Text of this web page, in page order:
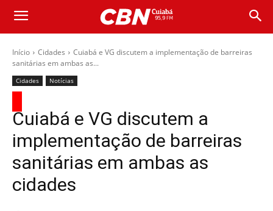
Início Cidades
Cuiabá e VG discutem a implementação de barreiras
sanitárias em ambas as...
Cidades Notícias
Cuiabá e VG discutem a
implementação de barreiras
sanitárias em ambas as
cidades